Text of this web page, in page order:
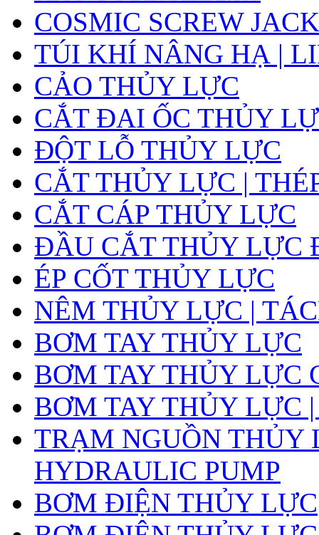
COSMIC SCREW JACK
TÚI KHÍ NÂNG HẠ |
CẢO THỦY LỰC
CẮT ĐAI ỐC THỦY
ĐỘT LỖ THỦY LỰC
CẮT THỦY LỰC |
CẮT CÁP THỦY LỰC
ĐẦU CẮT THỦY LỰC
ÉP CỐT THỦY LỰC
NÊM THỦY LỰC |
BƠM TAY THỦY LỰC
BƠM TAY THỦY LỰC
BƠM TAY THỦY LỰC
TRẠM NGUỒN THỦY
HYDRAULIC PUMP
BƠM ĐIỆN THỦY LỰC